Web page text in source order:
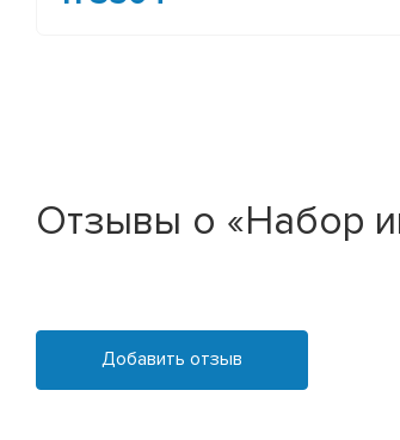
Отзывы о «Набор
Добавить отзыв